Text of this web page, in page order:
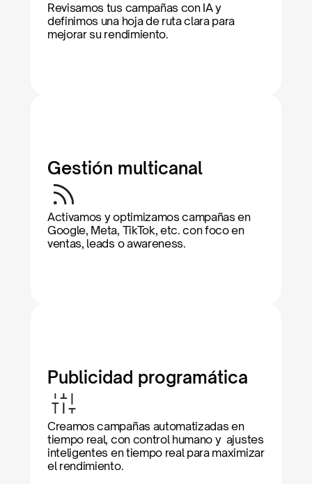
Revisamos tus campañas con IA y
definimos una hoja de ruta clara para
mejorar su rendimiento.
Gestión multicanal
Activamos y optimizamos campañas en
Google, Meta, TikTok, etc. con foco en
ventas, leads o awareness.
Publicidad programática
Creamos campañas automatizadas en
tiempo real, con control humano y  ajustes
inteligentes en tiempo real para maximizar
el rendimiento.